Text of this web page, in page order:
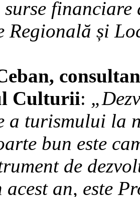
Regională și
Culturii:
a turismului la
bun este
de
an, este